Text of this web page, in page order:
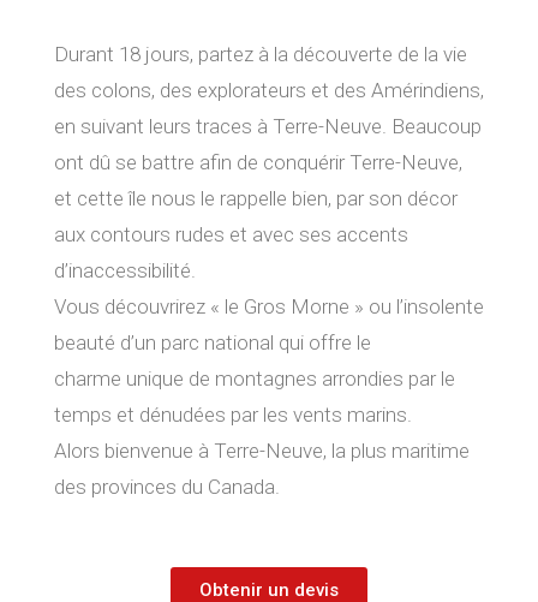
Durant 18 jours, partez à la découverte de la vie
des colons, des explorateurs et des Amérindiens,
en suivant leurs traces à Terre-Neuve. Beaucoup
ont dû se battre afin de conquérir Terre-Neuve,
et cette île nous le rappelle bien, par son décor
aux contours rudes et avec ses accents
d’inaccessibilité.
Vous découvrirez « le Gros Morne » ou l’insolente
beauté d’un parc national qui offre le
charme unique de montagnes arrondies par le
temps et dénudées par les vents marins.
Alors bienvenue à Terre-Neuve, la plus maritime
des provinces du Canada.
Obtenir un devis